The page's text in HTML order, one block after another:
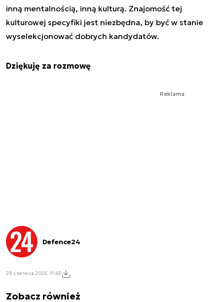
inną mentalnością, inną kulturą. Znajomość tej
kulturowej specyfiki jest niezbędna, by być w stanie
wyselekcjonować dobrych kandydatów.
Dziękuję za rozmowę
Reklama
Defence24
29 czerwca 2025, 11:43
Zobacz również